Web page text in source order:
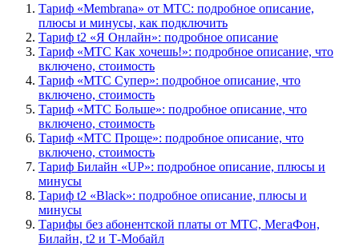
Тариф «Membrana» от МТС: подробное описание,
плюсы и минусы, как подключить
Тариф t2 «Я Онлайн»: подробное описание
Тариф «МТС Как хочешь!»: подробное описание, что
включено, стоимость
Тариф «МТС Супер»: подробное описание, что
включено, стоимость
Тариф «МТС Больше»: подробное описание, что
включено, стоимость
Тариф «МТС Проще»: подробное описание, что
включено, стоимость
Тариф Билайн «UP»: подробное описание, плюсы и
минусы
Тариф t2 «Black»: подробное описание, плюсы и
минусы
Тарифы без абонентской платы от МТС, МегаФон,
Билайн, t2 и Т-Мобайл